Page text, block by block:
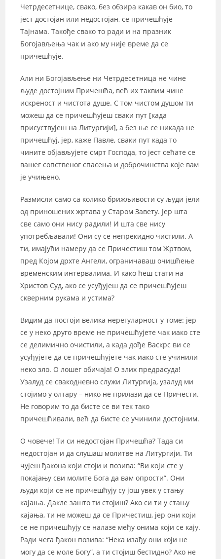
Четрдесетнице, свако, без обзира какав он био, то
јест достојан или недостојан, се причешћује
Тајнама. Такође свако то ради и на празник
Богојављења чак и ако му није време да се
причешћује.
Али ни Богојављење ни Четрдесетница не чине
људе достојним Причешћа, већ их таквим чине
искреност и чистота душе. С том чистом душом ти
можеш да се причешћујеш сваки пут [када
присуствујеш на Литургији], а без ње се никада не
причешћуј, јер, каже Павле, сваки пут када то
чините објављујете смрт Господа, то јест сећате се
вашег сопственог спасења и доброчинства које вам
је учињено.
Размисли само са колико брижљивости су људи јели
од приношених жртава у Старом Завету. Јер шта
све само они нису радили! И шта све нису
употребљавали! Они су се непрекидно чистили. А
ти, имајући намеру да се Причестиш том Жртвом,
пред Којом дрхте Ангели, ограничаваш очишћење
временским интервалима. И како ћеш стати на
Христов Суд, ако се усуђујеш да се причешћујеш
скверним рукама и устима?
Видим да постоји велика нерегуларност у томе: јер
се у неко друго време не причешћујете чак иако сте
се делимично очистили, а када дође Васкрс ви се
усуђујете да се причешћујете чак иако сте учинили
неко зло. О лошег обичаја! О злих предрасуда!
Узалуд се свакодневно служи Литургија, узалуд ми
стојимо у олтару – нико не прилази да се Причести.
Не говорим то да бисте се ви тек тако
причешћивали, већ да бисте се учинили достојним.
О човече! Ти си недостојан Причешћа? Тада си
недостојан и да слушаш молитве на Литургији. Ти
чујеш ђакона који стоји и позива: “Ви који сте у
покајању сви молите Бога да вам опрости”. Они
људи који се не причешћују су још увек у стању
кајања. Дакле зашто ти стојиш? Ако си ти у стању
кајања, ти не можеш да се Причестиш, јер они који
се не причешћују се налазе међу онима који се кају.
Ради чега ђакон позива: “Нека изађу они који не
могу да се моле Богу”, а ти стојиш бестидно? Ако не